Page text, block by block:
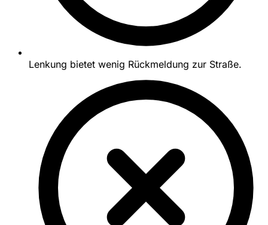
Lenkung bietet wenig Rückmeldung zur Straße.